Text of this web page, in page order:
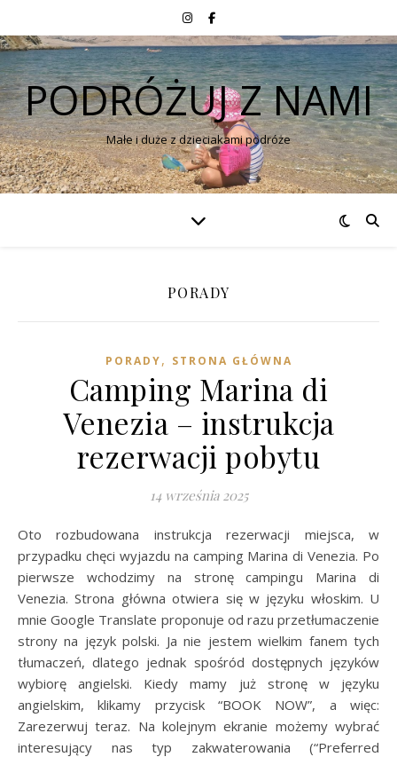
PODRÓŻUJ Z NAMI
Małe i duże z dzieciakami podróże
PORADY
PORADY, STRONA GŁÓWNA
Camping Marina di
Venezia – instrukcja
rezerwacji pobytu
14 września 2025
Oto rozbudowana instrukcja rezerwacji miejsca, w
przypadku chęci wyjazdu na camping Marina di Venezia. Po
pierwsze wchodzimy na stronę campingu Marina di
Venezia. Strona główna otwiera się w języku włoskim. U
mnie Google Translate proponuje od razu przetłumaczenie
strony na język polski. Ja nie jestem wielkim fanem tych
tłumaczeń, dlatego jednak spośród dostępnych języków
wybiorę angielski. Kiedy mamy już stronę w języku
angielskim, klikamy przycisk “BOOK NOW”, a więc:
Zarezerwuj teraz. Na kolejnym ekranie możemy wybrać
interesujący nas typ zakwaterowania (“Preferred